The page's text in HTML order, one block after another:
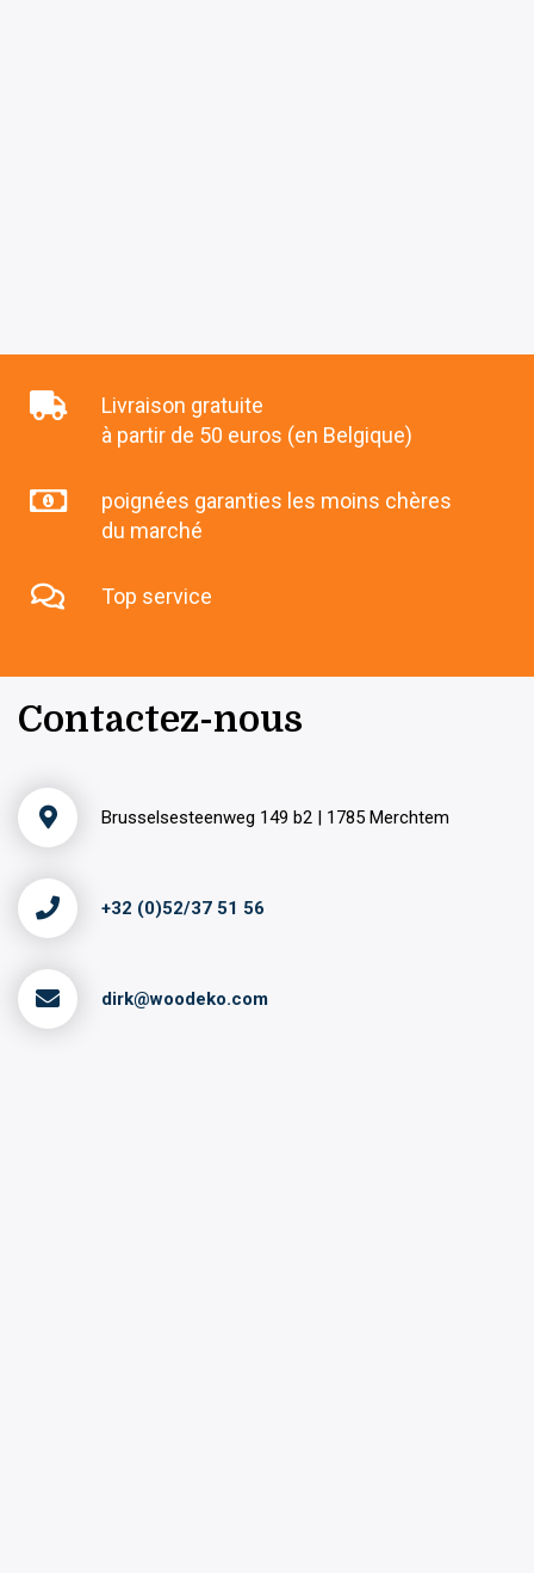
Livraison gratuite
à partir de 50 euros (en Belgique)
poignées garanties les moins chères
du marché
Top service
Contactez-nous
Brusselsesteenweg 149 b2 | 1785 Merchtem
+32 (0)52/37 51 56
dirk@woodeko.com